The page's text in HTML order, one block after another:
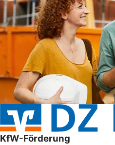
KfW-Förderung